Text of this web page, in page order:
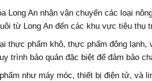
Long An nhận vận chuyển các loại
từ Long An đến các khu vực tiêu thụ
thực phẩm khô, thực phẩm đông lạnh,
trình bảo quản đặc biệt để đảm bảo
như máy móc, thiết bị điện tử, và